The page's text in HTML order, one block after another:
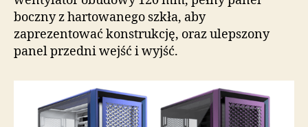
boczny z hartowanego szkła, aby
zaprezentować konstrukcję, oraz ulepszony
panel przedni wejść i wyjść.